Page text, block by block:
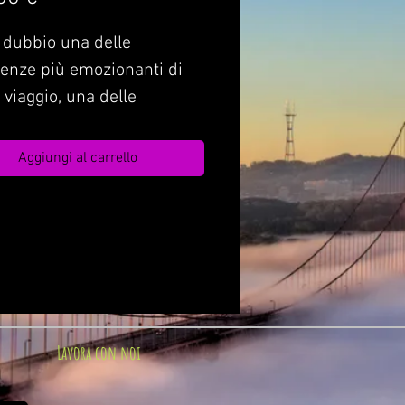
dubbio una delle
più emozionanti di
una delle
negli occhi e nel cuore
sposi.
Aggiungi al carrello
Lavora con noi